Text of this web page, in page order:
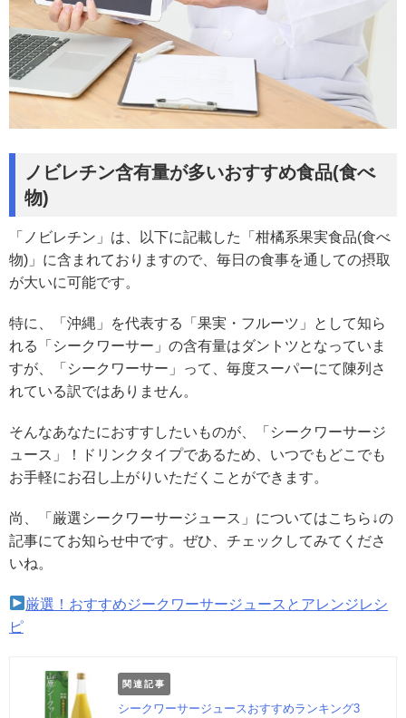
ノビレチン含有量が多いおすすめ食品(食べ
物)
「ノビレチン」は、以下に記載した「柑橘系果実食品(食べ
物)」に含まれておりますので、毎日の食事を通しての摂取
が大いに可能です。
特に、「沖縄」を代表する「果実・フルーツ」として知ら
れる「シークワーサー」の含有量はダントツとなっていま
すが、「シークワーサー」って、毎度スーパーにて陳列さ
れている訳ではありません。
そんなあなたにおすすしたいものが、「シークワーサージ
ュース」！ドリンクタイプであるため、いつでもどこでも
お手軽にお召し上がりいただくことができます。
尚、「厳選シークワーサージュース」についてはこちら↓の
記事にてお知らせ中です。ぜひ、チェックしてみてくださ
いね。
厳選！おすすめジークワーサージュースとアレンジレシ
ピ
関連記事
シークワーサージュースおすすめランキング3